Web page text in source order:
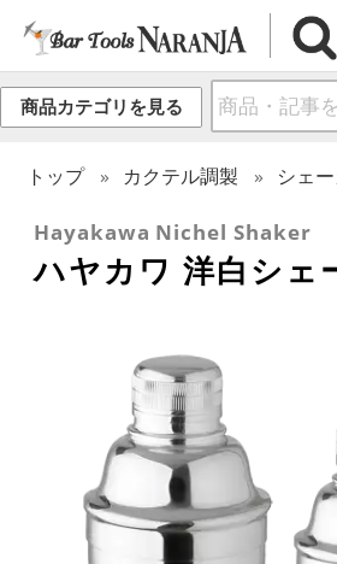
商品カテゴリを見る
トップ カクテル調製 シェ
Hayakawa Nichel Shaker
ハヤカワ 洋白シェ